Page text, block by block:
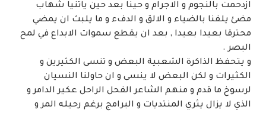
ازدحمت بالنجوم و الاجرام و حينا بعد حين ياتنيا شهاب
مضئ يلفنا بالضياء و الالق و الدفء و ما يلبث ان يمضي
محترقا بعيدا بعيدا , بعد ان يقطع سموات الابداع في لمح
البصر .
و يتحفظ الذاكرة الشعبية البعض و تنسى الكثيرين و
الكثيرات و لكن البعض لا ينسى و ان حاولنا النسيان
لرسوخ ما قدم و منهم الشاعر الفحل الراحل عكير الدامر و
الذي لا يزال يثري المنتديات و البرامج برغم رحيله المر و